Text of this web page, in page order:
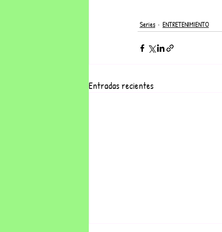
Series ENTRETENIMIENTO
Entradas recientes